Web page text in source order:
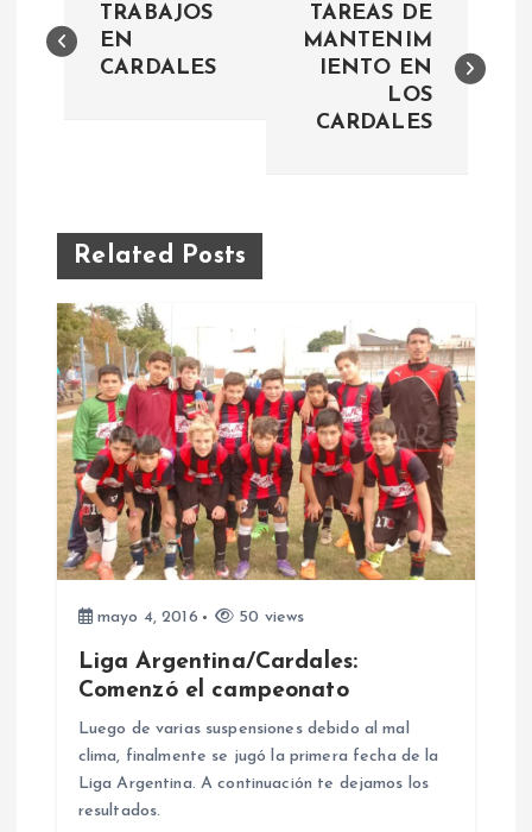
a
g
a
c
ó
n
d
TRABAJOS
EN
CARDALES
TAREAS DE
MANTENIM
IENTO EN
LOS
CARDALES
Related Posts
mayo 4, 2016 50 views
Liga Argentina/Cardales:
Comenzó el campeonato
Luego de varias suspensiones debido al mal
clima, finalmente se jugó la primera fecha de la
Liga Argentina. A continuación te dejamos los
resultados.